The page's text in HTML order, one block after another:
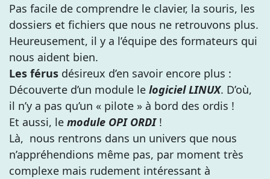
Pas facile de comprendre le clavier, la souris, les
dossiers et fichiers que nous ne retrouvons plus.
Heureusement, il y a l’équipe des formateurs qui
nous aident bien.
Les férus désireux d’en savoir encore plus :
Découverte d’un module le logiciel LINUX. D’où,
il n’y a pas qu’un « pilote » à bord des ordis !
Et aussi, le module OPI ORDI !
Là, nous rentrons dans un univers que nous
n’appréhendions même pas, par moment très
complexe mais rudement intéressant à